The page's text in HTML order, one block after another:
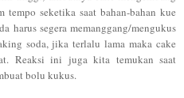
seketika saat bahan-bahan kue
harus segera memanggang/mengukus
soda, jika terlalu lama maka cake
Reaksi ini juga kita temukan saat
bolu kukus.